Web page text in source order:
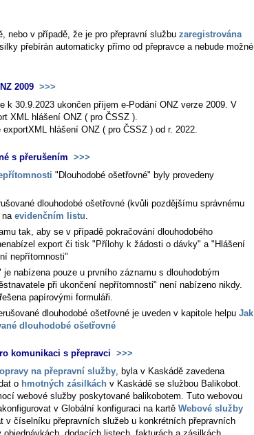
nebo v případě, že je pro přepravní službu zaregistrována
přebírán automaticky přímo od přepravce a nebude možné
2009 >>>
k 30.9.2023 ukončen příjem e-Podání ONZ verze 2009. V
XML hlášení ONZ ( pro ČSSZ ).
hlášení ONZ ( pro ČSSZ ) od r. 2022.
s přerušením
>>>
"Dlouhodobé ošetřovné" byly provedeny
dlouhodobé ošetřovné (kvůli pozdějšímu správnému
naevidenčním listu.
tak, aby se v případě pokračování dlouhodobého
export či tisk "Přílohy k žádosti o dávky" a "Hlášení
nepřítomnosti"
nabízena pouze u prvního záznamu s dlouhodobým
při ukončení nepřítomnosti" není nabízeno nikdy.
papírovými formuláři.
dlouhodobé ošetřovné je uveden v kapitole helpu Jak
dlouhodobé ošetřovné
komunikaci s přepravci
>>>
na přepravní služby, byla v Kaskádě zavedena
o hmotných zásilkách v Kaskádě se službou Balikobot.
webové služby poskytované balikobotem. Tuto webovou
v Globální konfiguraci na kartě Webové služby
v číselníku přepravních služeb u konkrétních přepravních